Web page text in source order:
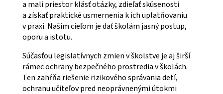
a mali priestor klásť otázky, zdieľať skúsenosti
a získať praktické usmernenia k ich uplatňovaniu
v praxi. Naším cieľom je dať školám jasný postup,
oporu a istotu.
Súčasťou legislatívnych zmien v školstve je aj širší
rámec ochrany bezpečného prostredia v školách.
Ten zahŕňa riešenie rizikového správania detí,
ochranu učiteľov pred neoprávnenými útokmi